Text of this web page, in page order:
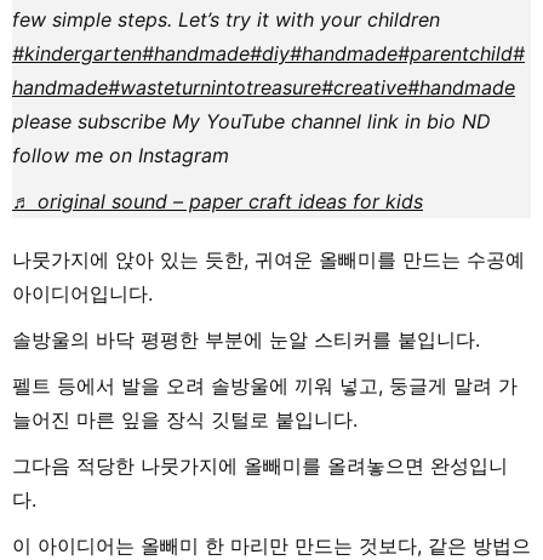
few simple steps. Let’s try it with your children
#kindergarten#handmade#diy#handmade#parentchild#
handmade#wasteturnintotreasure#creative#handmade
please subscribe My YouTube channel link in bio ND
follow me on Instagram
♬ original sound – paper craft ideas for kids
나뭇가지에 앉아 있는 듯한, 귀여운 올빼미를 만드는 수공예
아이디어입니다.
솔방울의 바닥 평평한 부분에 눈알 스티커를 붙입니다.
펠트 등에서 발을 오려 솔방울에 끼워 넣고, 둥글게 말려 가
늘어진 마른 잎을 장식 깃털로 붙입니다.
그다음 적당한 나뭇가지에 올빼미를 올려놓으면 완성입니
다.
이 아이디어는 올빼미 한 마리만 만드는 것보다, 같은 방법으